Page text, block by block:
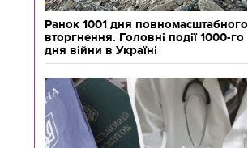
Ранок 1001 дня повномасштабного
вторгнення. Головні події 1000-го
дня війни в Україні